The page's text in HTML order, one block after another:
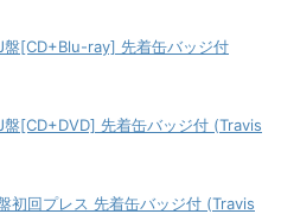
[CD+Blu-ray] 先着缶バッジ付
[CD+DVD] 先着缶バッジ付 (Travis
初回プレス 先着缶バッジ付 (Travis